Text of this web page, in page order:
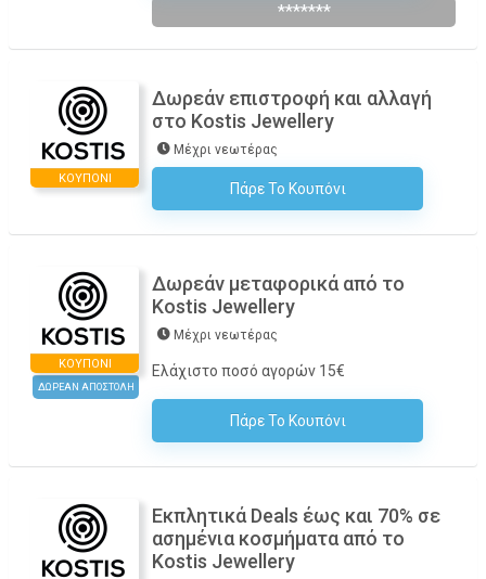
*******
ΚΟΥΠΌΝΙ
Δωρεάν επιστροφή και αλλαγή
στο Kostis Jewellery
Μέχρι νεωτέρας
Πάρε Το Κουπόνι
ΚΟΥΠΌΝΙ
ΔΩΡΕΑΝ ΑΠΟΣΤΟΛΗ
Δωρεάν μεταφορικά από το
Kostis Jewellery
Μέχρι νεωτέρας
Ελάχιστο ποσό αγορών 15€
Πάρε Το Κουπόνι
Εκπλητικά Deals έως και 70% σε
ασημένια κοσμήματα από το
Kostis Jewellery